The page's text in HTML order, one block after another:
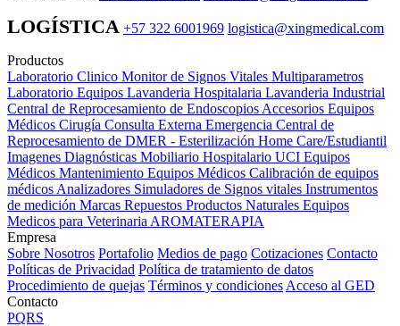
LOGÍSTICA +57 322 6001969 logistica@xingmedical.com
Productos
Laboratorio Clinico Monitor de Signos Vitales Multiparametros
Laboratorio Equipos Lavanderia Hospitalaria Lavanderia Industrial
Central de Reprocesamiento de Endoscopios Accesorios Equipos
Médicos Cirugía Consulta Externa Emergencia Central de
Reprocesamiento de DMER - Esterilización Home Care/Estudiantil
Imagenes Diagnósticas Mobiliario Hospitalario UCI Equipos
Médicos Mantenimiento Equipos Médicos Calibración de equipos
médicos Analizadores Simuladores de Signos vitales Instrumentos
de medición Marcas Repuestos Productos Naturales Equipos
Medicos para Veterinaria AROMATERAPIA
Empresa
Sobre Nosotros Portafolio Medios de pago Cotizaciones Contacto
Políticas de Privacidad Política de tratamiento de datos
Procedimiento de quejas Términos y condiciones Acceso al GED
Contacto
PQRS